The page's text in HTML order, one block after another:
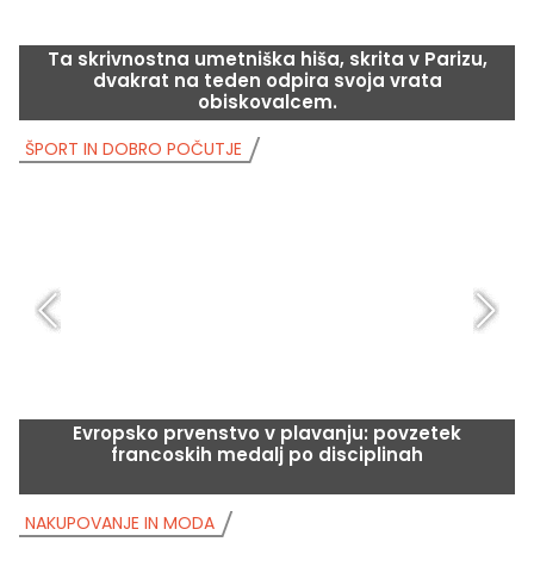
Ta skrivnostna umetniška hiša, skrita v Parizu,
dvakrat na teden odpira svoja vrata
obiskovalcem.
Evropsko prvenstvo v plavanju: povzetek
francoskih medalj po disciplinah
ŠPORT IN DOBRO POČUTJE
NAKUPOVANJE IN MODA